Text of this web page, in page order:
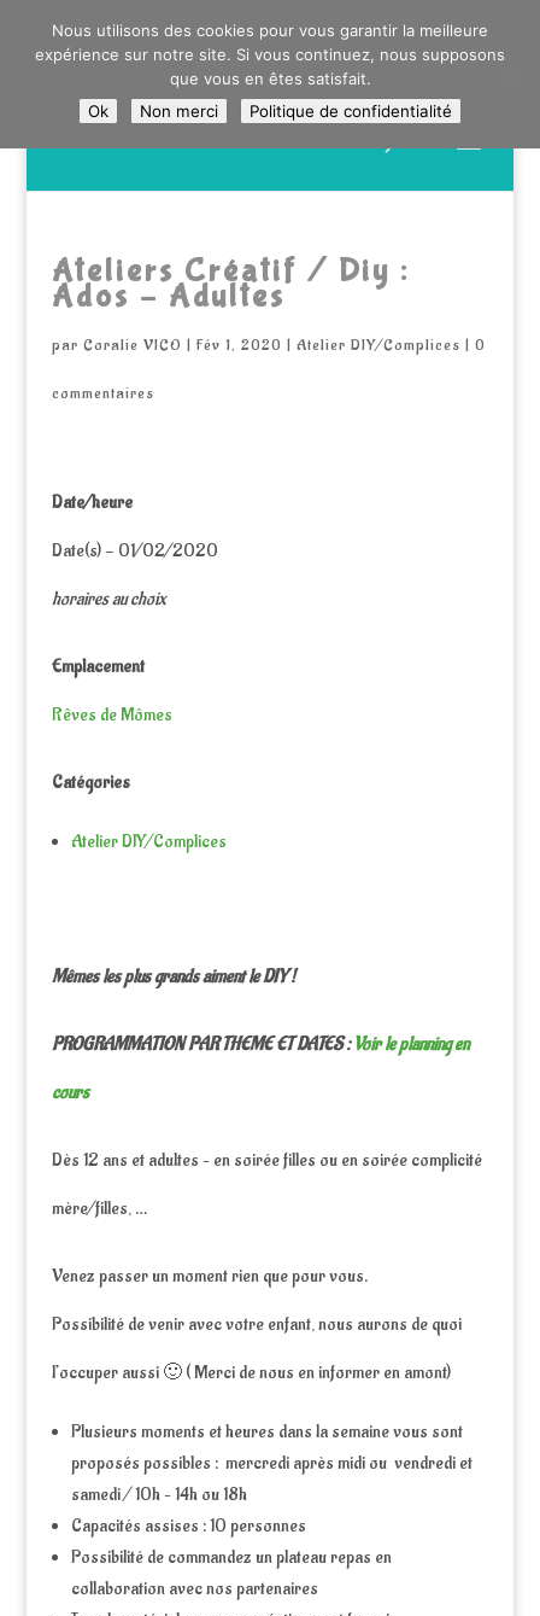
0603176412 - RDV CHEZ SO WATT À SAINT ANDRÉ OU
DANS LA MÉTROPOLE LILLOISE
CRAIENCO@GMAIL.COM
produits
Ateliers Créatif / Diy :
Ados – Adultes
par Coralie VICO | Fév 1, 2020 | Atelier DIY/Complices | 0
commentaires
Date/heure
Date(s) - 01/02/2020
horaires au choix
Emplacement
Rêves de Mômes
Catégories
Atelier DIY/Complices
Mêmes les plus grands aiment le DIY !
PROGRAMMATION PAR THEME ET DATES :Voir le planning en
cours
Dès 12 ans et adultes – en soirée filles ou en soirée complicité
mère/filles, …
Venez passer un moment rien que pour vous.
Possibilité de venir avec votre enfant, nous aurons de quoi
l’occuper aussi 🙂 ( Merci de nous en informer en amont)
Plusieurs moments et heures dans la semaine vous sont
proposés possibles : mercredi après midi ou vendredi et
samedi / 10h – 14h ou 18h
Capacités assises : 10 personnes
Possibilité de commandez un plateau repas en
collaboration avec nos partenaires
Nous utilisons des cookies pour vous garantir la meilleure
expérience sur notre site. Si vous continuez, nous supposons
que vous en êtes satisfait.
Ok
Non merci Politique de confidentialité